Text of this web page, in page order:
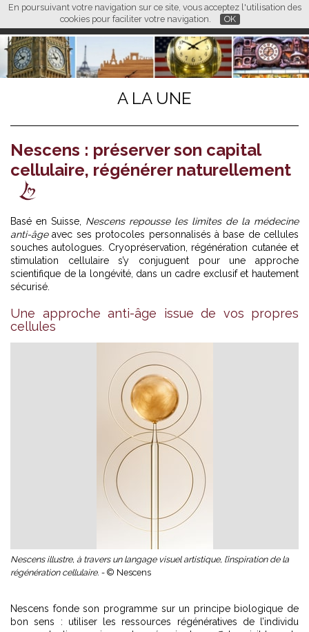
En poursuivant votre navigation sur ce site, vous acceptez l'utilisation des
cookies pour faciliter votre navigation.
OK
FR EN CN
L M
A LA UNE
Nescens : préserver son capital
cellulaire, régénérer naturellement
Basé en Suisse, Nescens repousse les limites de la médecine
anti-âgeavec ses protocoles personnalisés à base de cellules
souches autologues. Cryopréservation, régénération cutanée et
stimulation cellulaire s’y conjuguent pour une approche
scientifique de la longévité, dans un cadre exclusif et hautement
sécurisé.
Une approche anti-âge issue de vos propres
cellules
Nescens illustre, à travers un langage visuel artistique, l’inspiration de la
régénération cellulaire. - © Nescens
Nescens fonde son programme sur un principe biologique de
bon sens : utiliser les ressources régénératives de l’individu